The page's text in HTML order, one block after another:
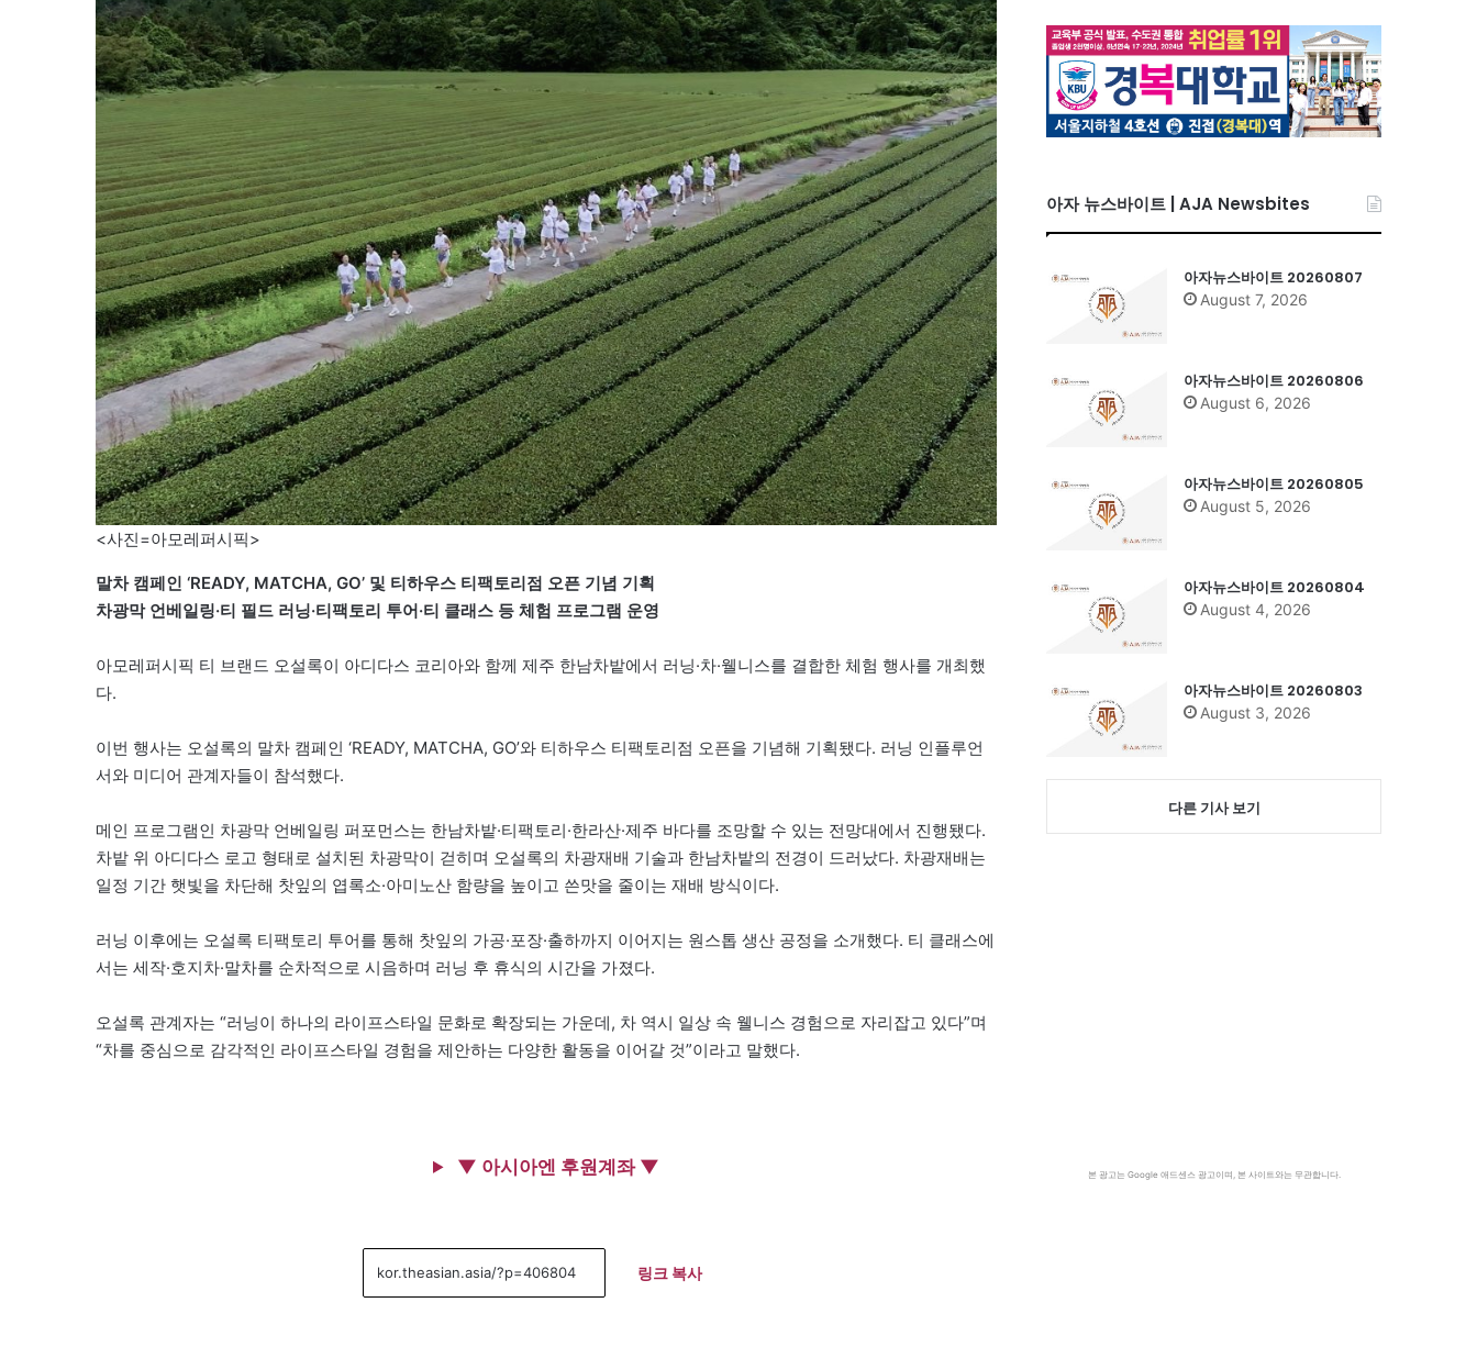
<사진=아모레퍼시픽>
말차 캠페인 ‘READY, MATCHA, GO’ 및 티하우스 티팩토리점 오픈 기념 기획
차광막 언베일링·티 필드 러닝·티팩토리 투어·티 클래스 등 체험 프로그램 운영
아모레퍼시픽 티 브랜드 오설록이 아디다스 코리아와 함께 제주 한남차밭에서 러닝·차·웰니스를 결합한 체험 행사를 개최했
다.
이번 행사는 오설록의 말차 캠페인 ‘READY, MATCHA, GO’와 티하우스 티팩토리점 오픈을 기념해 기획됐다. 러닝 인플루언
서와 미디어 관계자들이 참석했다.
메인 프로그램인 차광막 언베일링 퍼포먼스는 한남차밭·티팩토리·한라산·제주 바다를 조망할 수 있는 전망대에서 진행됐다.
차밭 위 아디다스 로고 형태로 설치된 차광막이 걷히며 오설록의 차광재배 기술과 한남차밭의 전경이 드러났다. 차광재배는
일정 기간 햇빛을 차단해 찻잎의 엽록소·아미노산 함량을 높이고 쓴맛을 줄이는 재배 방식이다.
러닝 이후에는 오설록 티팩토리 투어를 통해 찻잎의 가공·포장·출하까지 이어지는 원스톱 생산 공정을 소개했다. 티 클래스에
서는 세작·호지차·말차를 순차적으로 시음하며 러닝 후 휴식의 시간을 가졌다.
오설록 관계자는 “러닝이 하나의 라이프스타일 문화로 확장되는 가운데, 차 역시 일상 속 웰니스 경험으로 자리잡고 있다”며
“차를 중심으로 감각적인 라이프스타일 경험을 제안하는 다양한 활동을 이어갈 것”이라고 말했다.
▼ 아시아엔 후원계좌 ▼
링크 복사
아자 뉴스바이트 | AJA Newsbites
아자뉴스바이트 20260807
August 7, 2026
아자뉴스바이트 20260806
August 6, 2026
아자뉴스바이트 20260805
August 5, 2026
아자뉴스바이트 20260804
August 4, 2026
아자뉴스바이트 20260803
August 3, 2026
다른 기사 보기
본 광고는 Google 애드센스 광고이며, 본 사이트와는 무관합니다.